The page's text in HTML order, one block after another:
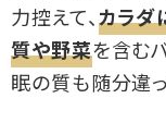
力控えて、 カラダ
質や野菜を含む
眠の質も随分違っ